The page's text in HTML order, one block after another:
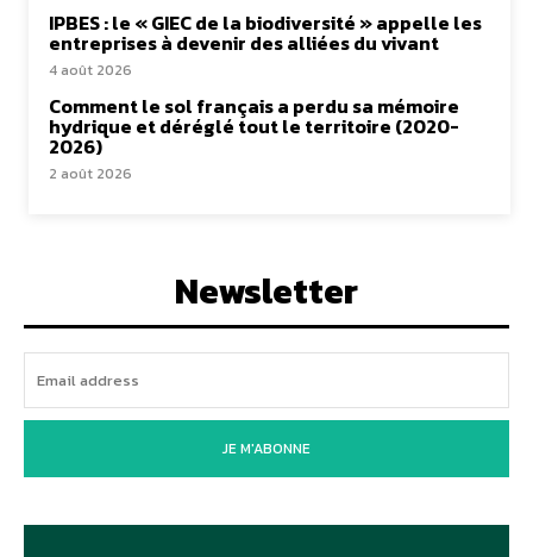
IPBES : le « GIEC de la biodiversité » appelle les
entreprises à devenir des alliées du vivant
4 août 2026
Comment le sol français a perdu sa mémoire
hydrique et déréglé tout le territoire (2020-
2026)
2 août 2026
Newsletter
JE M'ABONNE